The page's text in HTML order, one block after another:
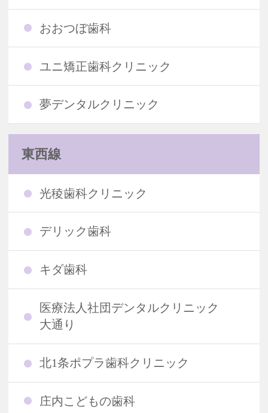
おおつぼ歯科
ユニ矯正歯科クリニック
夢デンタルクリニック
東西線
光稜歯科クリニック
デリック歯科
キダ歯科
医療法人社団デンタルクリニック
大通り
北1条ポプラ歯科クリニック
庄内こどもの歯科